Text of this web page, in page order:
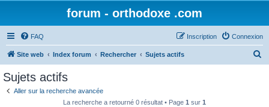
forum - orthodoxe .com
FAQ Connexion
Inscription
Site web Index forum Rechercher Sujets actifs
Sujets actifs
Aller sur la recherche avancée
La recherche a retourné 0 résultat • Page 1 sur 1